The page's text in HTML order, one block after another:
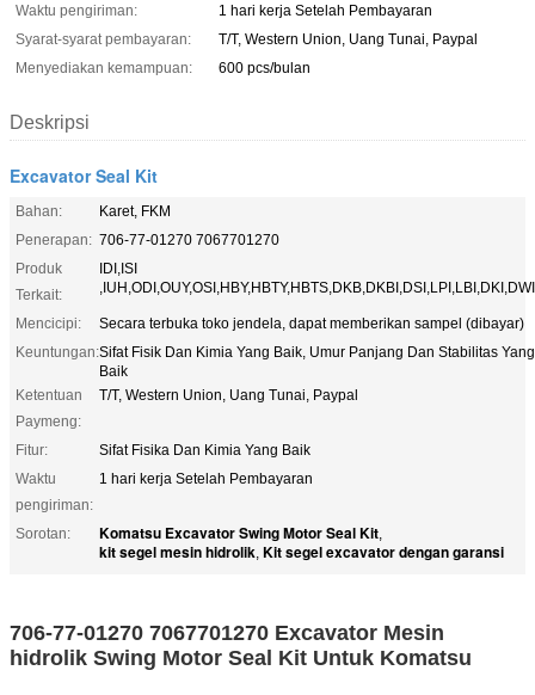
Waktu pengiriman:
1 hari kerja Setelah Pembayaran
Syarat-syarat pembayaran:
T/T, Western Union, Uang Tunai, Paypal
Menyediakan kemampuan:
600 pcs/bulan
Deskripsi
Excavator Seal Kit
Bahan:
Karet, FKM
Penerapan: 706-77-01270 7067701270
Produk
Terkait:
IDI,ISI
,IUH,ODI,OUY,OSI,HBY,HBTY,HBTS,DKB,DKBI,DSI,LPI,LBI,DKI,DWI
Mencicipi:
Secara terbuka toko jendela, dapat memberikan sampel (dibayar)
Keuntungan:Sifat Fisik Dan Kimia Yang Baik, Umur Panjang Dan Stabilitas Yang
Baik
Ketentuan
Paymeng:
T/T, Western Union, Uang Tunai, Paypal
Fitur:
Sifat Fisika Dan Kimia Yang Baik
Waktu
pengiriman:
1 hari kerja Setelah Pembayaran
Sorotan: Komatsu Excavator Swing Motor Seal Kit,
kit segel mesin hidrolik, Kit segel excavator dengan garansi
706-77-01270 7067701270 Excavator Mesin
hidrolik Swing Motor Seal Kit Untuk Komatsu